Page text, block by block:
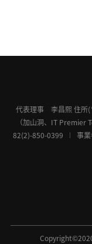
代表理事 李昌熙住所(
（加山洞、IT Premier
82(2)-850-0399
事